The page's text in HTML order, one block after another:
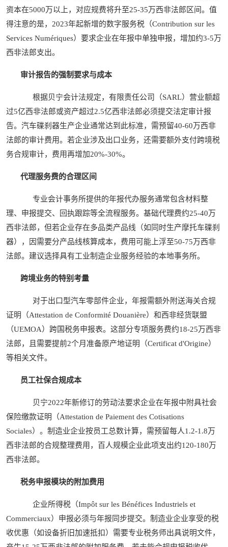
资本在5000万以上，对应规费将升至25-35万西非法郎区间。值
得注意的是，2023年起新增的数字服务税（Contribution sur les
Services Numériques）要求企业在年报中单独申报，增加约3-5万
西非法郎支出。
审计报告的强制要求与成本
根据贝宁会计法规定，有限责任公司（SARL）营业额超
过5亿西非法郎或资产超过2.5亿西非法郎必须提交法定审计报
告。汽车碟刹器生产企业通常达到此标准，需预留40-60万西非
法郎的审计费用。若企业涉及出口业务，还需要额外支付跨境税
务合规审计，费用再增加20%-30%。
代理服务费的合理区间
专业会计事务所提供的年报代办服务通常包含材料整
理、申报提交、回执跟踪等全流程服务。基础代理费约25-40万
西非法郎，但若企业存在多品类产品线（如同时生产摩托车碟刹
器），因需要分产品线核算成本，费用可能上浮至50-75万西非
法郎。建议选择具有工业制造企业服务经验的本地事务所。
跨境业务的特别考量
对于出口型汽车零部件企业，年报需额外附送海关合规
证明（Attestation de Conformité Douanière）和西非经货联盟
（UEMOA）跨国税务申报表。这部分专项服务费约18-25万西非
法郎，且需要提前2个月准备原产地证明（Certificat d'Origine）
等相关文件。
员工社保合规成本
贝宁2022年新修订的劳动法要求企业在年报中附具社会
保险缴款证明（Attestation de Paiement des Cotisations
Sociales）。制造业企业按员工总数计算，需预留每人1.2-1.8万
西非法郎的合规整理费用，百人规模企业此项支出约120-180万
西非法郎。
税务申报模块的附加费用
企业所得税（Impôt sur les Bénéfices Industriels et
Commerciaux）申报必须与年报同步提交。制造业企业享受的税
收优惠（如设备折旧加速抵扣）需要专业税务师出具说明文件，